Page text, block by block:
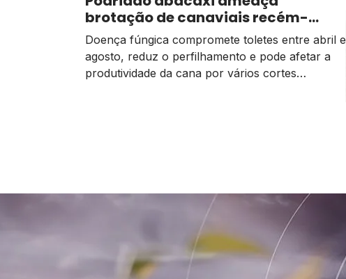
atividades estão ocorrendo de forma normal em
comparação à média dos […]
brotação de canaviais recém-
plantados
Doença fúngica compromete toletes entre abril e
agosto, reduz o perfilhamento e pode afetar a
produtividade da cana por vários cortes